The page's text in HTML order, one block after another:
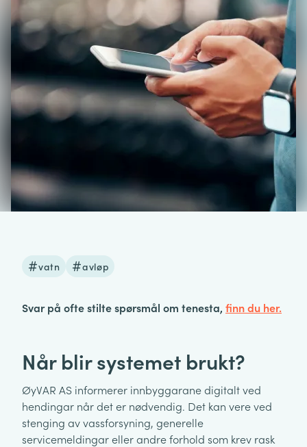
vatn avløp
Svar på ofte stilte spørsmål om tenesta, finn du her.
Når blir systemet brukt?
ØyVAR AS informerer innbyggarane digitalt ved
hendingar når det er nødvendig. Det kan vere ved
stenging av vassforsyning, generelle
servicemeldingar eller andre forhold som krev rask